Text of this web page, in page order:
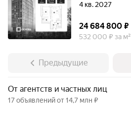
4 кв. 2027
24 684 800 ₽
532 000 ₽ за м²
Предыдущие
От агентств и частных лиц
17 объявлений от 14,7 млн ₽